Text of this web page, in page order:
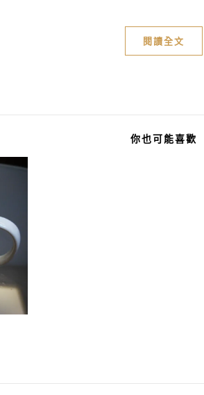
閱讀全文
你也可能喜歡